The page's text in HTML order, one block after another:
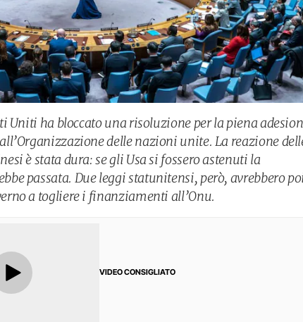
Uniti ha bloccato una risoluzione per la piena
delle nazioni unite. La reazione
è stata dura: se gli Usa si fossero astenuti la
passata. Due leggi statunitensi, però, avrebbero
a togliere i finanziamenti all’Onu.
VIDEO CONSIGLIATO